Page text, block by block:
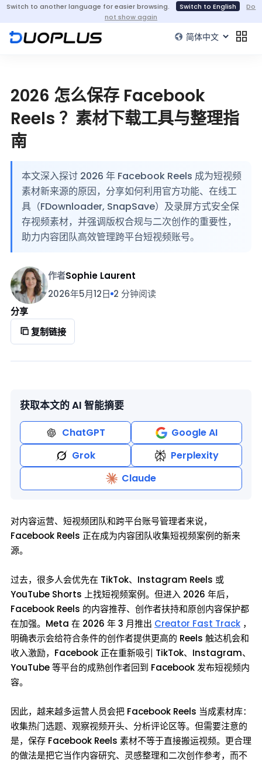
Switch to another language for easier browsing. Switch to English
Do
not show again
2026 怎么保存 Facebook
Reels ？素材下载工具与整理指
南
本文深入探讨 2026 年 Facebook Reels 成为短视频
素材新来源的原因，分享如何利用官方功能、在线工
具（FDownloader, SnapSave）及录屏方式安全保
存视频素材，并强调版权合规与二次创作的重要性，
助力内容团队高效管理跨平台短视频账号。
作者Sophie Laurent
2026年5月12日 2 分钟阅读
分享
复制链接
获取本文的 AI 智能摘要
ChatGPT
Google AI
Grok
Perplexity
Claude
对内容运营、短视频团队和跨平台账号管理者来说，
Facebook Reels 正在成为内容团队收集短视频案例的新来
源。
过去，很多人会优先在 TikTok、Instagram Reels 或
YouTube Shorts 上找短视频案例。但进入 2026 年后，
Facebook Reels 的内容推荐、创作者扶持和原创内容保护都
在加强。Meta 在 2026 年 3 月推出 Creator Fast Track ，
明确表示会给符合条件的创作者提供更高的 Reels 触达机会和
收入激励，Facebook 正在重新吸引 TikTok、Instagram、
YouTube 等平台的成熟创作者回到 Facebook 发布短视频内
容。
因此，越来越多运营人员会把 Facebook Reels 当成素材库：
收集热门选题、观察视频开头、分析评论区等。但需要注意的
是，保存 Facebook Reels 素材不等于直接搬运视频。更合理
的做法是把它当作内容研究、灵感整理和二次创作参考，而不